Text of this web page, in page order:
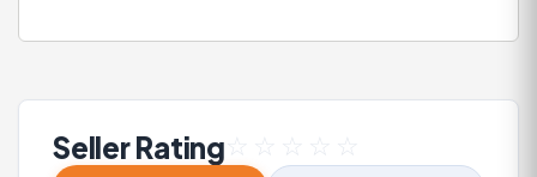
Seller Rating ☆ ☆ ☆ ☆ ☆